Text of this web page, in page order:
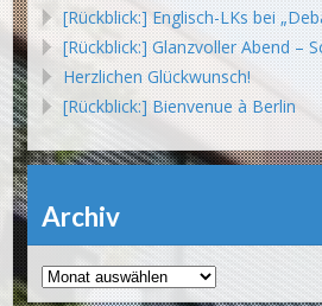
[Rückblick:] Englisch-LKs bei
[Rückblick:] Glanzvoller Abend –
Herzlichen Glückwunsch!
[Rückblick:] Bienvenue à Berlin
Archiv
Archiv